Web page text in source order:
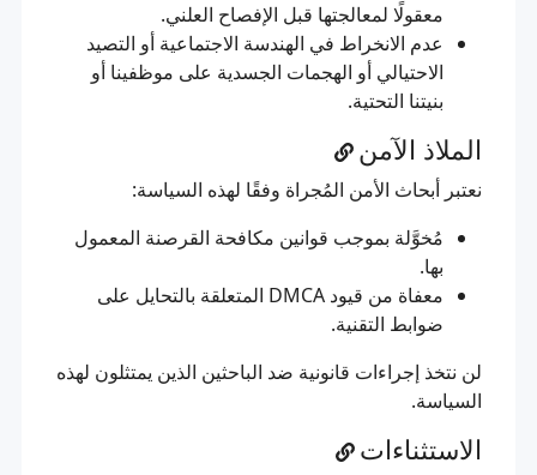
معقولًا لمعالجتها قبل الإفصاح العلني.
عدم الانخراط في الهندسة الاجتماعية أو التصيد
الاحتيالي أو الهجمات الجسدية على موظفينا أو
بنيتنا التحتية.
الملاذ الآمن
نعتبر أبحاث الأمن المُجراة وفقًا لهذه السياسة:
مُخوَّلة بموجب قوانين مكافحة القرصنة المعمول
بها.
معفاة من قيود DMCA المتعلقة بالتحايل على
ضوابط التقنية.
لن نتخذ إجراءات قانونية ضد الباحثين الذين يمتثلون لهذه
السياسة.
الاستثناءات